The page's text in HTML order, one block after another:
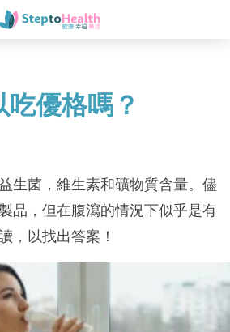
優格嗎？
生菌，維生素和礦物質含量。儘
品，但在腹瀉的情況下似乎是有
，以找出答案！